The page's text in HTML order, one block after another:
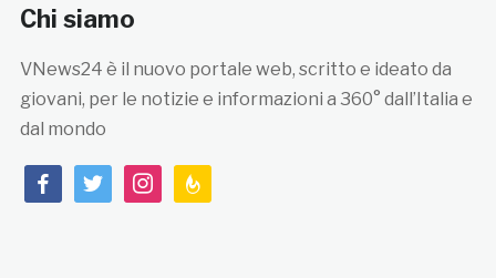
Chi siamo
VNews24 è il nuovo portale web, scritto e ideato da
giovani, per le notizie e informazioni a 360° dall’Italia e
dal mondo
facebooktwitterinstagramfeedburner